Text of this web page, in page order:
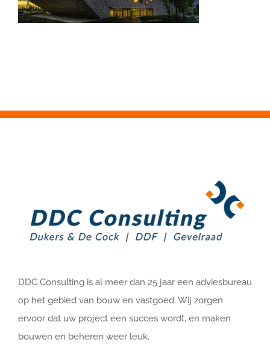
DDC Consulting is al meer dan 25 jaar een adviesbureau
op het gebied van bouw en vastgoed. Wij zorgen
ervoor dat uw project een succes wordt, en maken
bouwen en beheren weer leuk.